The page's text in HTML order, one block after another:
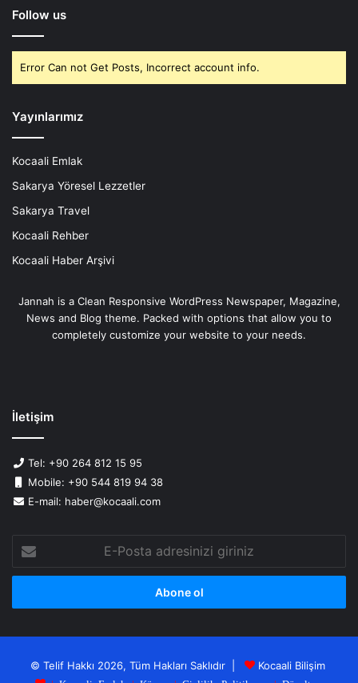
Follow us
Error Can not Get Posts, Incorrect account info.
Yayınlarımız
Kocaali Emlak
Sakarya Yöresel Lezzetler
Sakarya Travel
Kocaali Rehber
Kocaali Haber Arşivi
Jannah is a Clean Responsive WordPress Newspaper, Magazine,
News and Blog theme. Packed with options that allow you to
completely customize your website to your needs.
İletişim
Tel: +90 264 812 15 95
Mobile: +90 544 819 94 38
E-mail: haber@kocaali.com
Posta
adresinizi
© Telif Hakkı 2026, Tüm Hakları Saklıdır | Kocaali Bilişim